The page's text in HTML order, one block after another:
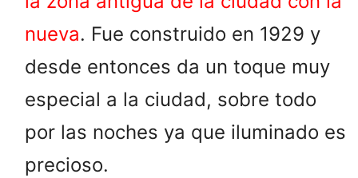
nueva. Fue construido en 1929 y
desde entonces da un toque muy
especial a la ciudad, sobre todo
por las noches ya que iluminado es
precioso.